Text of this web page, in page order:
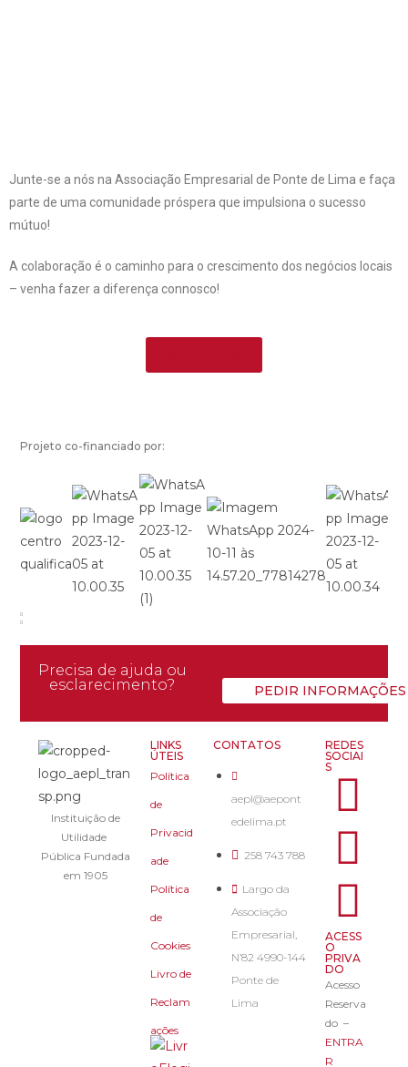
Junte-se a nós na Associação Empresarial de Ponte de Lima e faça
parte de uma comunidade próspera que impulsiona o sucesso
mútuo!
A colaboração é o caminho para o crescimento dos negócios locais
– venha fazer a diferença connosco!
Projeto co-financiado por:
Precisa de ajuda ou
esclarecimento?
PEDIR INFORMAÇÕES
Instituição de
Utilidade
Pública Fundada
em 1905
LINKS
ÚTEIS
Política
de
Privacid
ade
Política
de
Cookies
Livro de
Reclam
ações
CONTATOS
aepl@aepont
edelima.pt
258 743 788
Largo da
Associação
Empresarial,
N’82 4990-144
Ponte de
Lima
REDES
SOCIAI
S
ACESS
O
PRIVA
DO
Acesso
Reserva
do –
ENTRA
R